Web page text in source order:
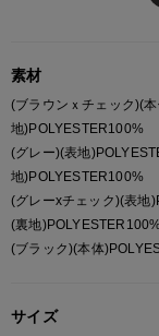
なく、人間力を高
#通信制高校 #京都
東京通信制高校 #サ
ン学校#アパレルブ
※ご注意
モニターの設定状況に
総柄の商品は使用して
素材
(ブラウンｘチェック)(
地)POLYESTER100%
(グレー)(表地
地)POLYESTER100%
(グレーxチェック)(表地
(裏地
(ブラック)(本体
サイズ